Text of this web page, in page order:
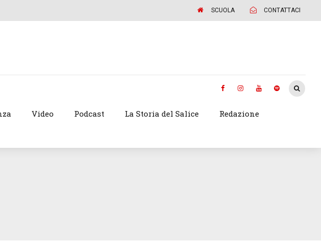
SCUOLA CONTATTACI
Video Podcast La Storia del Salice Redazione